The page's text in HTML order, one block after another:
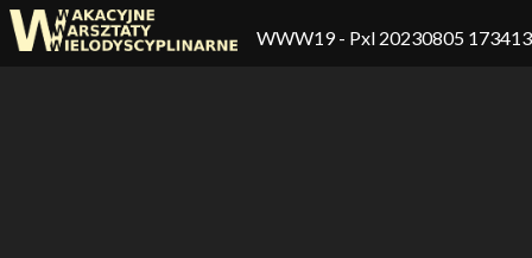
WWW19- Pxl 20230805